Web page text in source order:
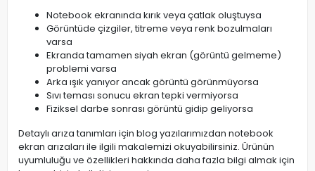
Notebook ekranında kırık veya çatlak oluştuysa
Görüntüde çizgiler, titreme veya renk bozulmaları
varsa
Ekranda tamamen siyah ekran (görüntü gelmeme)
problemi varsa
Arka ışık yanıyor ancak görüntü görünmüyorsa
Sıvı teması sonucu ekran tepki vermiyorsa
Fiziksel darbe sonrası görüntü gidip geliyorsa
Detaylı arıza tanımları için blog yazılarımızdan notebook
ekran arızaları ile ilgili makalemizi okuyabilirsiniz. Ürünün
uyumluluğu ve özellikleri hakkında daha fazla bilgi almak için